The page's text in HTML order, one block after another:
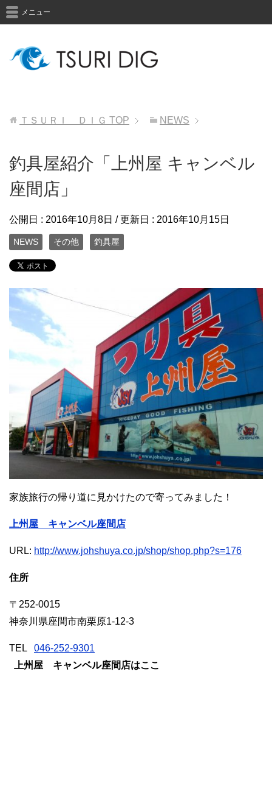
メニュー
ＴＳＵＲＩ ＤＩＧ TOP NEWS
釣具屋紹介「上州屋 キャンベル
座間店」
公開日 : 2016年10月8日 / 更新日 : 2016年10月15日
NEWS その他 釣具屋
家族旅行の帰り道に見かけたので寄ってみました！
上州屋 キャンベル座間店
URL: http://www.johshuya.co.jp/shop/shop.php?s=176
住所
〒252-0015
神奈川県座間市南栗原1-12-3
TEL 046-252-9301
上州屋 キャンベル座間店はここ